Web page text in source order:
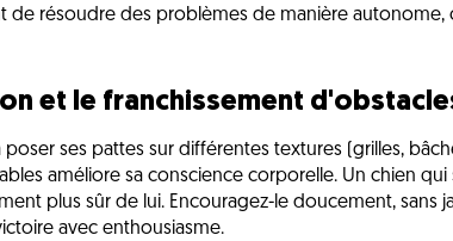
de résoudre des problèmes de manière autonome,
et le franchissement
ses pattes sur différentes textures (grilles,
améliore sa conscience corporelle. Un chien
plus sûr de lui. Encouragez-le doucement, sans
avec enthousiasme.